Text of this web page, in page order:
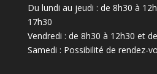
Du lundi au jeudi : de 8h30 à
17h30
Vendredi : de 8h30 à 12h30 et
Samedi : Possibilité de rendez-